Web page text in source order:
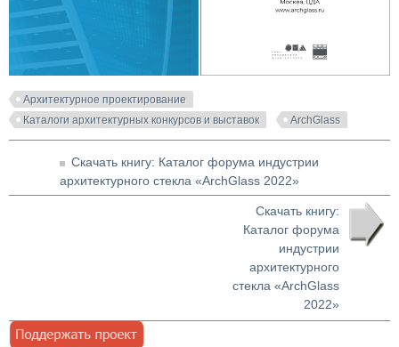
Архитектурное проектирование
Каталоги архитектурных конкурсов и выставок
ArchGlass
Скачать книгу: Каталог форума индустрии
архитектурного стекла «ArchGlass 2022»
Скачать книгу:
Каталог форума
индустрии
архитектурного
стекла «ArchGlass
2022»